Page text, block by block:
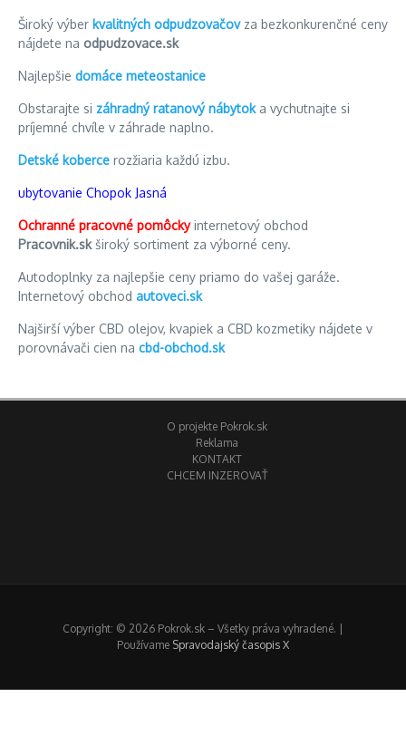
Široký výber kvalitných odpudzovačovza bezkonkurenčné ceny
nájdete na odpudzovace.sk
Najlepšie domáce meteostanice
Obstarajte si záhradný ratanový nábytoka vychutnajte si
príjemné chvíle v záhrade naplno.
Detské koberce rozžiaria každú izbu.
ubytovanie Chopok Jasná
Ochranné pracovné pomôckyinternetový obchod
Pracovnik.skširoký sortiment za výborné ceny.
Autodoplnky za najlepšie ceny priamo do vašej garáže.
Internetový obchod autoveci.sk
Najširší výber CBD olejov, kvapiek a CBD kozmetiky nájdete v
porovnávači cien na cbd-obchod.sk
O projekte Pokrok.sk
Reklama
KONTAKT
CHCEM INZEROVAŤ
Copyright: © 2026 Pokrok.sk – Všetky práva vyhradené. |
Používame Spravodajský časopis X